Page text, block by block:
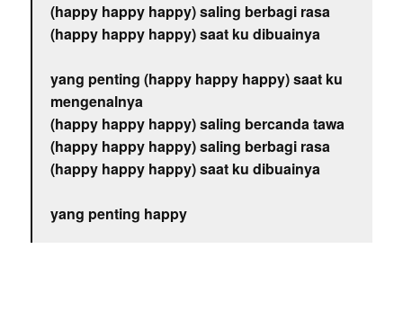
(happy happy happy) saling berbagi rasa
(happy happy happy) saat ku dibuainya
yang penting (happy happy happy) saat ku
mengenalnya
(happy happy happy) saling bercanda tawa
(happy happy happy) saling berbagi rasa
(happy happy happy) saat ku dibuainya
yang penting happy